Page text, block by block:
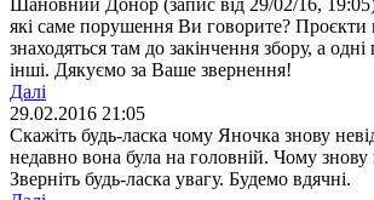
які саме порушення Ви говорите? Проєкти
знаходяться там до закінчення збору, а
інші. Дякуємо за Ваше звернення!
Далі
29.02.2016 21:05
Скажіть будь-ласка чому Яночка знову
недавно вона була на головній. Чому
Зверніть будь-ласка увагу. Будемо вдячні.